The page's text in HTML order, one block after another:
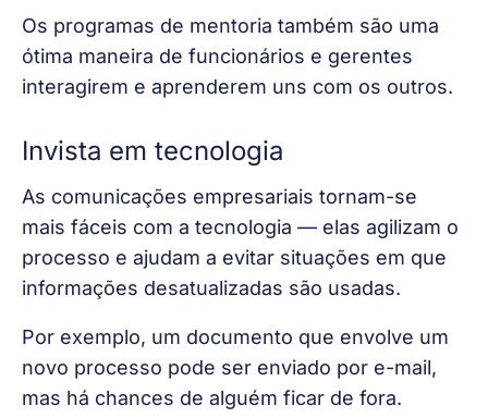
Os programas de mentoria também são uma
ótima maneira de funcionários e gerentes
interagirem e aprenderem uns com os outros.
Invista em tecnologia
As comunicações empresariais tornam-se
mais fáceis com a tecnologia — elas agilizam o
processo e ajudam a evitar situações em que
informações desatualizadas são usadas.
Por exemplo, um documento que envolve um
novo processo pode ser enviado por e-mail,
mas há chances de alguém ficar de fora.